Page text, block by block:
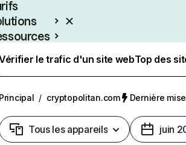
le trafic d'un site webTop des
Principal / cryptopolitan.com Dernière
Tous les appareils juin